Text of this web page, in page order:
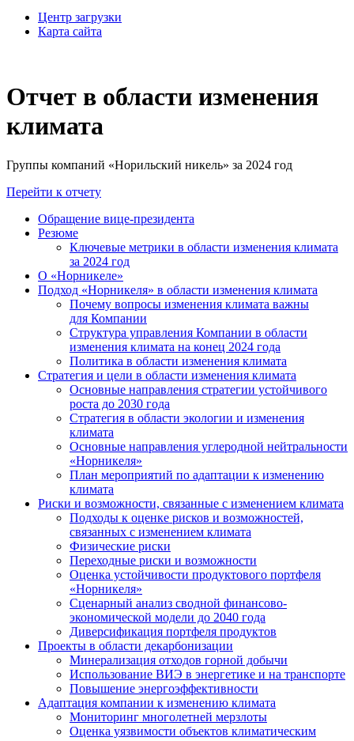
Центр загрузки
Карта сайта
Отчет в области изменения
климата
Группы компаний «Норильский никель» за 2024 год
Перейти к отчету
Обращение вице-президента
Резюме
Ключевые метрики в области изменения климата
за 2024 год
О «Норникеле»
Подход «Норникеля» в области изменения климата
Почему вопросы изменения климата важны
для Компании
Структура управления Компании в области
изменения климата на конец 2024 года
Политика в области изменения климата
Стратегия и цели в области изменения климата
Основные направления стратегии устойчивого
роста до 2030 года
Стратегия в области экологии и изменения
климата
Основные направления углеродной нейтральности
«Норникеля»
План мероприятий по адаптации к изменению
климата
Риски и возможности, связанные с изменением климата
Подходы к оценке рисков и возможностей,
связанных с изменением климата
Физические риски
Переходные риски и возможности
Оценка устойчивости продуктового портфеля
«Норникеля»
Сценарный анализ сводной финансово-
экономической модели до 2040 года
Диверсификация портфеля продуктов
Проекты в области декарбонизации
Минерализация отходов горной добычи
Использование ВИЭ в энергетике и на транспорте
Повышение энергоэффективности
Адаптация компании к изменению климата
Мониторинг многолетней мерзлоты
Оценка уязвимости объектов климатическим